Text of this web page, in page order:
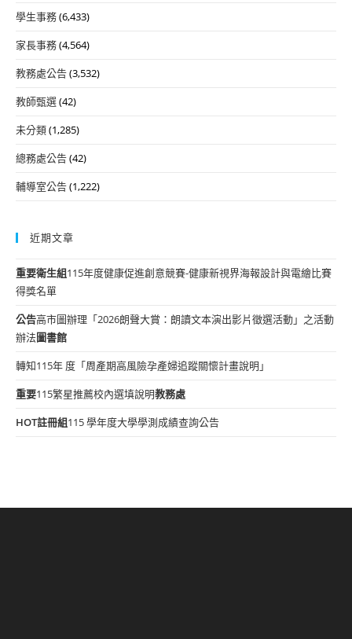
學生事務(6,433)
家長事務(4,564)
教務處公告(3,532)
教師甄選(42)
未分類(1,285)
總務處公告(42)
輔導室公告(1,222)
近期文章
重要衛生組115年度健康促進創意競賽-健康新視界海報設計與電繪比賽
得獎名單
公告高市圖辦理「2026朗聲大賞：朗讀文本演出影片徵選活動」之活動
辦法圖書館
轉知115年 度「周產期高風險孕產婦追蹤關懷計畫說明」
重要115繁星推薦校內選填說明教務處
HOT註冊組115 學年度大學學測成績查詢公告